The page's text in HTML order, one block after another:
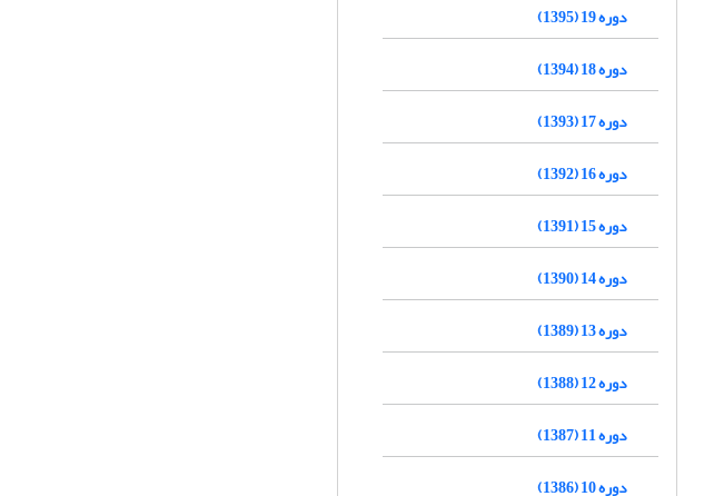
دوره 19 (1395)
دوره 18 (1394)
دوره 17 (1393)
دوره 16 (1392)
دوره 15 (1391)
دوره 14 (1390)
دوره 13 (1389)
دوره 12 (1388)
دوره 11 (1387)
دوره 10 (1386)